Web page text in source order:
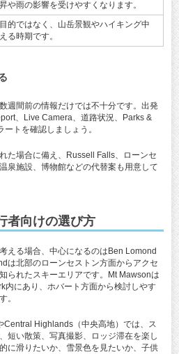
や雨の影響を受けやすくなります。
的ではなく、山岳景観やハイキング中
る時期です。
週間前の情報だけでは不十分です。出発
、Live Camera、道路状況、Parks &
トを確認しましょう。
た場合に備え、Russell Falls、ローンセ
泉施設、博物館などの代替案も用意して
者向けの選び方
える場合、中心になるのはBen Lomond
は北部のローンセストン方面からアクセ
られたスキーエリアです。Mt Mawsonは
内にあり、ホバート方面から検討しやす
。
Highlands（中央高地）では、ス
短い散策、写真撮影、ロッジ滞在を楽し
に滑りたいか、雪景色を見たいか、子供